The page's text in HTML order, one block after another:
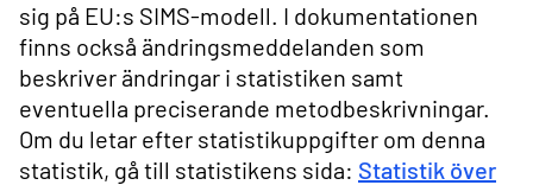
sig på EU:s SIMS-modell. I dokumentationen
finns också ändringsmeddelanden som
beskriver ändringar i statistiken samt
eventuella preciserande metodbeskrivningar.
Om du letar efter statistikuppgifter om denna
statistik, gå till statistikens sida: Statistik över